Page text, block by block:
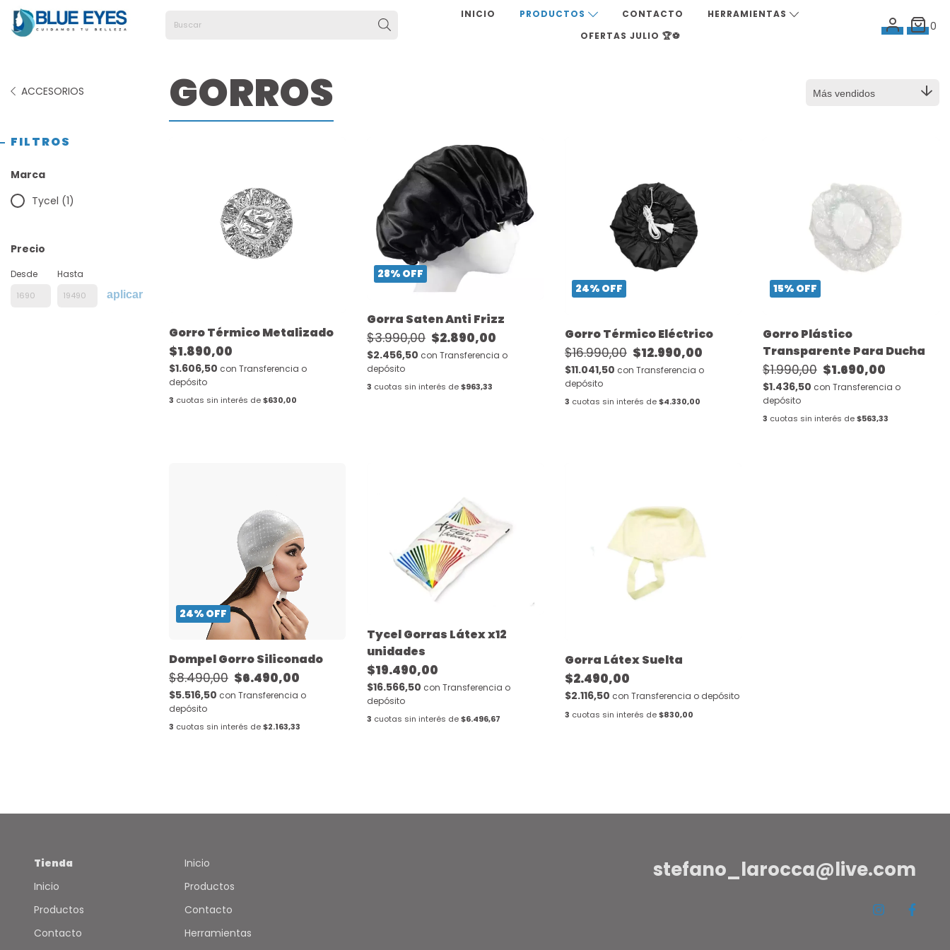
INICIO PRODUCTOS CONTACTO
HERRAMIENTAS
OFERTAS JULIO 🏆⚽
0
ACCESORIOS
FILTROS
Marca
Tycel (1)
Precio
Desde
Hasta
aplicar
GORROS
Gorro Térmico Metalizado
$1.890,00
$1.606,50 con Transferencia o
depósito
3 cuotas sin interés de$630,00
28% OFF
Gorra Saten Anti Frizz
$3.990,00 $2.890,00
$2.456,50 con Transferencia o
depósito
3 cuotas sin interés de$963,33
24% OFF
Gorro Térmico Eléctrico
$16.990,00 $12.990,00
$11.041,50 con Transferencia o
depósito
3 cuotas sin interés de$4.330,00
15% OFF
Gorro Plástico
Transparente Para Ducha
$1.990,00 $1.690,00
$1.436,50 con Transferencia o
depósito
3 cuotas sin interés de$563,33
24% OFF
Dompel Gorro Siliconado
$8.490,00 $6.490,00
$5.516,50 con Transferencia o
depósito
3 cuotas sin interés de$2.163,33
Tycel Gorras Látex x12
unidades
$19.490,00
$16.566,50 con Transferencia o
depósito
3 cuotas sin interés de$6.496,67
Gorra Látex Suelta
$2.490,00
$2.116,50 con Transferencia o depósito
3 cuotas sin interés de$830,00
Tienda
Inicio
Productos
Contacto
Inicio
Productos
Contacto
Herramientas
stefano_larocca@live.com